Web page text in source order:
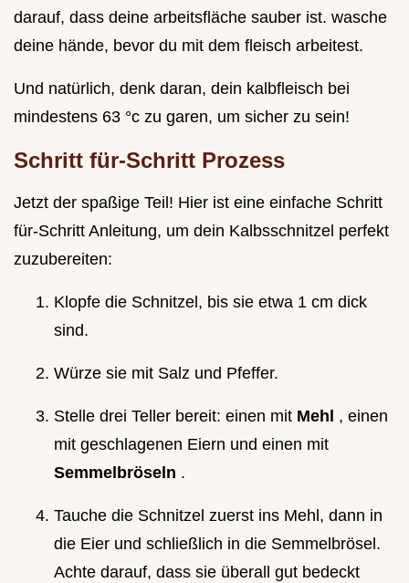
darauf, dass deine arbeitsfläche sauber ist. wasche
deine hände, bevor du mit dem fleisch arbeitest.
Und natürlich, denk daran, dein kalbfleisch bei
mindestens 63 °c zu garen, um sicher zu sein!
Schritt für-Schritt Prozess
Jetzt der spaßige Teil! Hier ist eine einfache Schritt
für-Schritt Anleitung, um dein Kalbsschnitzel perfekt
zuzubereiten:
Klopfe die Schnitzel, bis sie etwa 1 cm dick
sind.
Würze sie mit Salz und Pfeffer.
Stelle drei Teller bereit: einen mit Mehl , einen
mit geschlagenen Eiern und einen mit
Semmelbröseln .
Tauche die Schnitzel zuerst ins Mehl, dann in
die Eier und schließlich in die Semmelbrösel.
Achte darauf, dass sie überall gut bedeckt